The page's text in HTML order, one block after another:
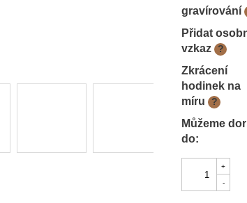
gravírování
Přidat
vzkaz
?
Zkrácení
hodinek na
míru
?
Můžeme
do: